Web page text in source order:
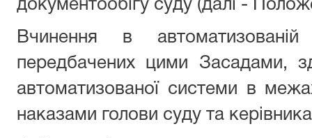
документообігу суду (далі -
Вчинення в
передбачених цими Засадами,
автоматизованої системи в
наказами голови суду та